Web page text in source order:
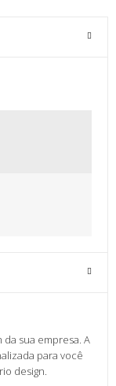
sua empresa. A
para você
design.